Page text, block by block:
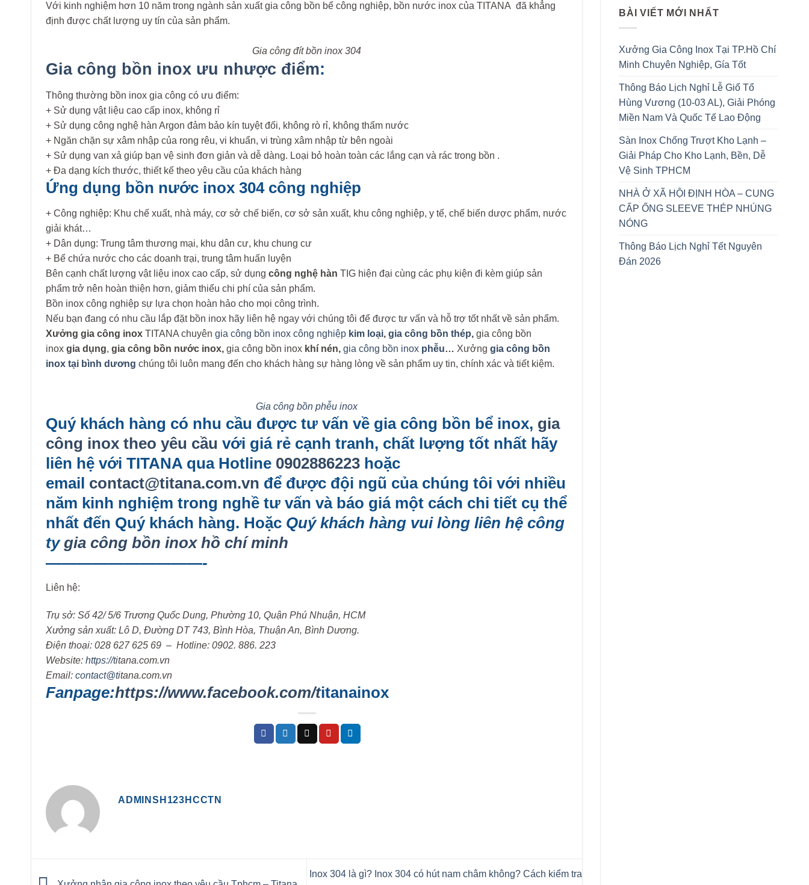
Với kinh nghiệm hơn 10 năm trong ngành sản xuất gia công bồn bể công nghiệp, bồn nước inox của TITANA đã khẳng
định được chất lượng uy tín của sản phẩm.
Gia công đít bồn inox 304
Gia công bồn inox ưu nhược điểm:
Thông thường bồn inox gia công có ưu điểm:
+ Sử dụng vật liệu cao cấp inox, không rỉ
+ Sử dụng công nghệ hàn Argon đảm bảo kín tuyệt đối, không rò rỉ, không thấm nước
+ Ngăn chặn sự xâm nhập của rong rêu, vi khuẩn, vi trùng xâm nhập từ bên ngoài
+ Sử dụng van xả giúp bạn vệ sinh đơn giản và dễ dàng. Loại bỏ hoàn toàn các lắng cạn và rác trong bồn .
+ Đa dạng kích thước, thiết kế theo yêu cầu của khách hàng
Ứng dụng bồn nước inox 304 công nghiệp
+ Công nghiệp: Khu chế xuất, nhà máy, cơ sở chế biến, cơ sở sản xuất, khu công nghiệp, y tế, chế biến dược phẩm, nước
giải khát…
+ Dân dụng: Trung tâm thương mại, khu dân cư, khu chung cư
+ Bể chứa nước cho các doanh trại, trung tâm huấn luyện
Bên cạnh chất lượng vật liệu inox cao cấp, sử dụng công nghệ hàn TIG hiện đại cùng các phụ kiện đi kèm giúp sản
phẩm trở nên hoàn thiện hơn, giảm thiểu chi phí của sản phẩm.
Bồn inox công nghiệp sự lựa chọn hoàn hảo cho mọi công trình.
Nếu bạn đang có nhu cầu lắp đặt bồn inox hãy liên hệ ngay với chúng tôi để được tư vấn và hỗ trợ tốt nhất về sản phẩm.
Xưởng gia công inox TITANA chuyên gia công bồn inox công nghiệp kim loại, gia công bồn thép, gia công bồn
inox gia dụng, gia công bồn nước inox, gia công bồn inox khí nén, gia công bồn inox phễu… Xưởng gia công bồn
inox tại bình dương chúng tôi luôn mang đến cho khách hàng sự hàng lòng về sản phẩm uy tin, chính xác và tiết kiệm.
Gia công bồn phễu inox
Quý khách hàng có nhu cầu được tư vấn về gia công bồn bể inox, gia
công inox theo yêu cầu với giá rẻ cạnh tranh, chất lượng tốt nhất hãy
liên hệ với TITANA qua Hotline 0902886223 hoặc
email contact@titana.com.vn để được đội ngũ của chúng tôi với nhiều
năm kinh nghiệm trong nghề tư vấn và báo giá một cách chi tiết cụ thể
nhất đến Quý khách hàng. Hoặc Quý khách hàng vui lòng liên hệ công
tygia công bồn inox hồ chí minh
——————————-
Liên hệ:
Trụ sở: Số 42/ 5/6 Trương Quốc Dung, Phường 10, Quận Phú Nhuận, HCM
Xưởng sản xuất: Lô D, Đường DT 743, Bình Hòa, Thuận An, Bình Dương.
Điện thoại: 028 627 625 69 – Hotline: 0902. 886. 223
Website: https://titana.com.vn
Email: contact@titana.com.vn
Fanpage:https://www.facebook.com/titanainox
ADMINSH123HCCTN
Inox 304 là gì? Inox 304 có hút nam châm không? Cách kiểm tra
BÀI VIẾT MỚI NHẤT
Xưởng Gia Công Inox Tại TP.Hồ Chí
Minh Chuyên Nghiệp, Gía Tốt
Thông Báo Lịch Nghỉ Lễ Giổ Tổ
Hùng Vương (10-03 AL), Giải Phóng
Miền Nam Và Quốc Tế Lao Động
Sàn Inox Chống Trượt Kho Lạnh –
Giải Pháp Cho Kho Lạnh, Bền, Dễ
Vệ Sinh TPHCM
NHÀ Ở XÃ HỘI ĐỊNH HÒA – CUNG
CẤP ỐNG SLEEVE THÉP NHÚNG
NÓNG
Thông Báo Lịch Nghỉ Tết Nguyên
Đán 2026